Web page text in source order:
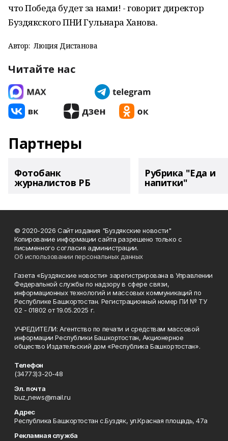
что Победа будет за нами! - говорит директор
Буздякского ПНИ Гульнара Ханова.
Автор: Люция Дистанова
Читайте нас
Партнеры
Фотобанк
журналистов РБ
Рубрика "Еда и
напитки"
© 2020-2026 Сайт издания "Буздякские новости"
Копирование информации сайта разрешено только с
письменного согласия администрации.
Об использовании персональных данных
Газета «Буздякские новости» зарегистрирована в Управлении
Федеральной службы по надзору в сфере связи,
информационных технологий и массовых коммуникаций по
Республике Башкортостан. Регистрационный номер ПИ № ТУ
02 - 01802 от 19.05.2025 г.
УЧРЕДИТЕЛИ: Агентство по печати и средствам массовой
информации Республики Башкортостан, Акционерное
общество Издательский дом «Республика Башкортостан».
Телефон
(34773)3-20-48
Эл. почта
buz_news@mail.ru
Адрес
Республика Башкортостан с.Буздяк, ул.Красная площадь, 47а
Рекламная служба